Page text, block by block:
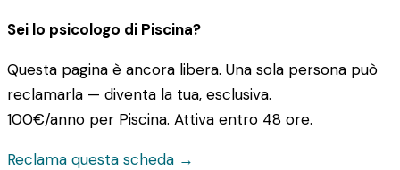
Sei lo psicologo di Piscina?
Questa pagina è ancora libera. Una sola persona può
reclamarla — diventa la tua, esclusiva.
100€/anno per Piscina. Attiva entro 48 ore.
Reclama questa scheda →